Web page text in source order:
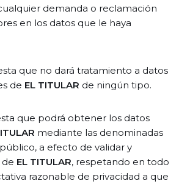
demanda o reclamación
en los datos que le haya
que no dará tratamiento a datos
de EL TITULAR de ningún tipo.
que podrá obtener los datos
mediante las denominadas
a efecto de validar y
de EL TITULAR, respetando en todo
razonable de privacidad a que